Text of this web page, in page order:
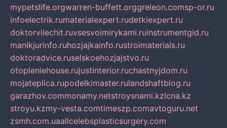
mypetslife.orgwarren-buffett.orggreleon.comsp-or.ru
infoelectrik.rumaterialexpert.rudetkiexpert.ru
doktorvilechit.ruvsesvoimirykami.ruinstrumentgid.ru
manikjurinfo.ruhozjajkainfo.rustroimaterials.ru
doktoradvice.ruselskoehozjajstvo.ru
otopleniehouse.rujustinterior.ruchastnyjdom.ru
mojateplica.rupodelkimaster.rulandshaftblog.ru
garazhov.commonamy.netstroysnami.kzlcna.kz
stroyu.kzmy-vesta.comtimeszp.comavtoguru.net
zsmh.com.uaallcelebsplasticsurgery.com